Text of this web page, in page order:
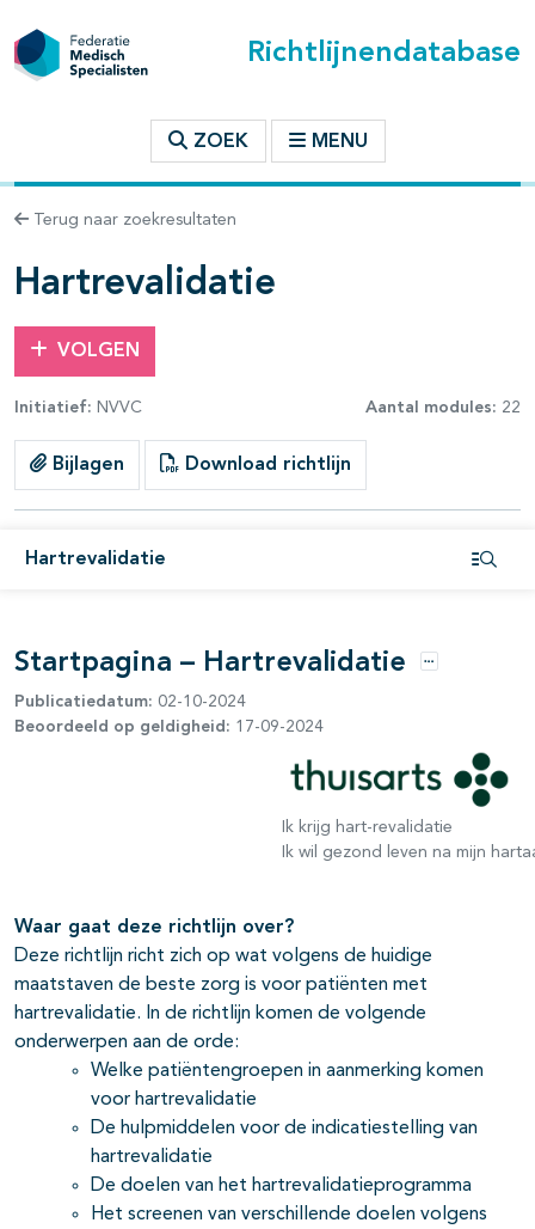
Richtlijnendatabase
ZOEK MENU
Terug naar zoekresultaten
Hartrevalidatie
VOLGEN
Initiatief: NVVC Aantal modules: 22
Bijlagen Download richtlijn
Hartrevalidatie
binnen deze richtlijn
open- en dichtklappen
Startpagina – Hartrevalidatie Opties
Publicatiedatum: 02-10-2024
Beoordeeld op geldigheid: 17-09-2024
Ik krijg hart-revalidatie
Ik wil gezond leven na mijn
Waar gaat deze richtlijn over?
Deze richtlijn richt zich op wat volgens de huidige
maatstaven de beste zorg is voor patiënten met
hartrevalidatie. In de richtlijn komen de volgende
onderwerpen aan de orde:
Welke patiëntengroepen in aanmerking komen
voor hartrevalidatie
De hulpmiddelen voor de indicatiestelling van
hartrevalidatie
De doelen van het hartrevalidatieprogramma
Het screenen van verschillende doelen volgens